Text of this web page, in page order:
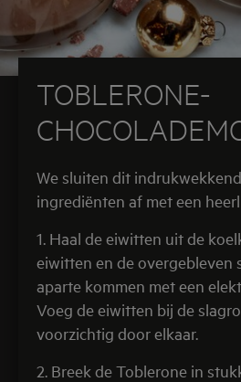
TOBLERONE-
We sluiten dit
ingrediënten af met een
1. Haal de eiwitten uit de
eiwitten en de overgebleven
aparte kommen met een
Voeg de eiwitten bij de
voorzichtig door elkaar.
2. Breek de Toblerone in